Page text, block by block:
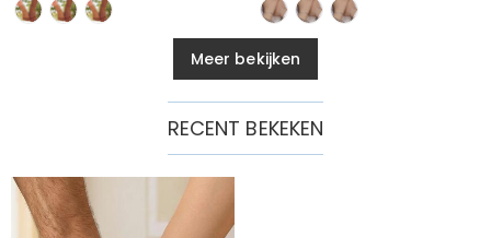
Meer bekijken
RECENT BEKEKEN